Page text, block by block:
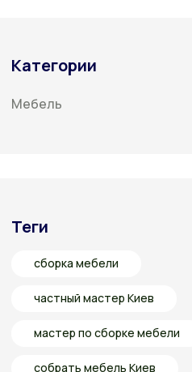
Категории
Мебель
Теги
сборка мебели
частный мастер Киев
мастер по сборке мебели
собрать мебель Киев